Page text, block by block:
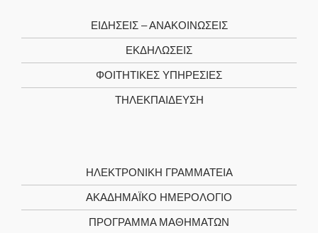
ΕΙΔΗΣΕΙΣ – ΑΝΑΚΟΙΝΩΣΕΙΣ
ΕΚΔΗΛΩΣΕΙΣ
ΦΟΙΤΗΤΙΚΈΣ ΥΠΗΡΕΣΊΕΣ
ΤΗΛΕΚΠΑΊΔΕΥΣΗ
ΗΛΕΚΤΡΟΝΙΚΉ ΓΡΑΜΜΑΤΕΊΑ
ΑΚΑΔΗΜΑΪΚΌ ΗΜΕΡΟΛΌΓΙΟ
ΠΡΌΓΡΑΜΜΑ ΜΑΘΗΜΆΤΩΝ